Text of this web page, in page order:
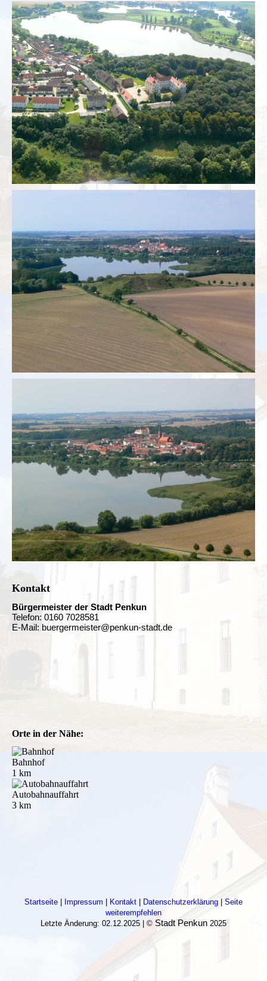
Kontakt
Bürgermeister der Stadt Penkun
Telefon: 0160 7028581
E-Mail: buergermeister@penkun-stadt.de
Orte in der Nähe:
Bahnhof
1 km
Autobahnauffahrt
3 km
Startseite Impressum Kontakt Datenschutzerklärung
Seite
weiterempfehlen
Letzte Änderung: 02.12.2025 | © Stadt Penkun 2025